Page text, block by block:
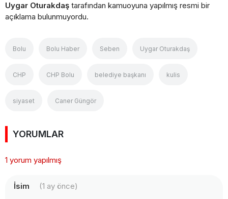
Uygar Oturakdaş tarafından kamuoyuna yapılmış resmi bir
açıklama bulunmuyordu.
Bolu Bolu Haber Seben Uygar Oturakdaş
CHP CHP Bolu belediye başkanı kulis
siyaset Caner Güngör
YORUMLAR
1 yorum yapılmış
İsim
(1 ay önce)